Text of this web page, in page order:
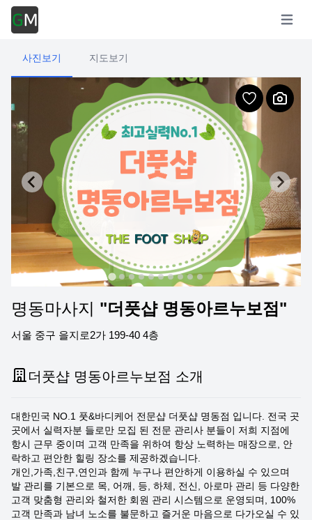
Open
사진보기 지도보기
명동마사지 "더풋샵 명동아르누보점"
서울 중구 을지로2가 199-40 4층
더풋샵 명동아르누보점 소개
대한민국 NO.1 풋&바디케어 전문샵 더풋샵 명동점 입니다. 전국 곳
곳에서 실력자분 들로만 모집 된 전문 관리사 분들이 저희 지점에
항시 근무 중이며 고객 만족을 위하여 항상 노력하는 매장으로, 안
락하고 편안한 힐링 장소를 제공하겠습니다.
개인,가족,친구,연인과 함께 누구나 편안하게 이용하실 수 있으며
발 관리를 기본으로 목, 어깨, 등, 하체, 전신, 아로마 관리 등 다양한
고객 맞춤형 관리와 철저한 회원 관리 시스템으로 운영되며, 100%
고객 만족과 남녀 노소를 불문하고 즐거운 마음으로 다가오실 수 있